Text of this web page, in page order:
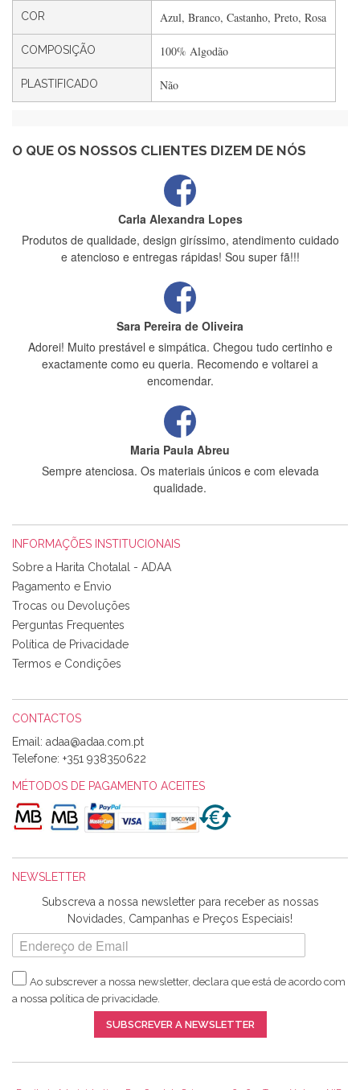
COR Azul, Branco, Castanho, Preto, Rosa
COMPOSIÇÃO 100% Algodão
PLASTIFICADO Não
O QUE OS NOSSOS CLIENTES DIZEM DE NÓS
Rápido, atendimento 5*. Hoje chegará a segunda encomenda
feita de muitas certamente❤️
estrelas
Carla Alexandra Lopes
Produtos de qualidade, design giríssimo, atendimento cuidado
e atencioso e entregas rápidas! Sou super fã!!!
Sara Pereira de Oliveira
Adorei! Muito prestável e simpática. Chegou tudo certinho e
exactamente como eu queria. Recomendo e voltarei a
encomendar.
Maria Paula Abreu
Sempre atenciosa. Os materiais únicos e com elevada
qualidade.
Tudo chegou em condições, pois os produtos vieram muito
bem acondicionados. Estou plenamente satisfeita com os
produtos adquiridos. Relativamente à bolsa, tem um tecido
com um padrão e cores muito bonitas e a execução está
perfeitíssima. Futuramente penso voltar a comprar na vossa
loja, têm excelentes artigos a um preço muito justo. A
Alexandra Morais
Olá boa Noite. Os meus tecidos chegaram hoje. Muito
obrigada pelo miminho que dá um jeitaço pras minhas linhas
de bordar e não sei o que pões nos tecidos, mas que cheiram
maravilhosamente ... cheiram! :) Muito Obrigada.
Harita a minha encomenda já chegou. :) Muito obrigada pela
rapidez no envio, pela qualidade dos materiais que me
enviaste e pela simpatia de sempre. :)
Catarina Amaro
5 estrelas. Gosto muito do serviço. A Harita Chotalal é muito
Recomendo.
INFORMAÇÕES INSTITUCIONAIS
Sobre a Harita Chotalal - ADAA
Pagamento e Envio
Trocas ou Devoluções
Perguntas Frequentes
Política de Privacidade
Termos e Condições
CONTACTOS
Email:
Telefone: +351 938350622
MÉTODOS DE PAGAMENTO ACEITES
NEWSLETTER
Subscreva a nossa newsletter para receber as nossas
Novidades, Campanhas e Preços Especiais!
Ao subscrever a nossa newsletter, declara que está de acordo com
a nossa política de privacidade.
SUBSCREVER A NEWSLETTER